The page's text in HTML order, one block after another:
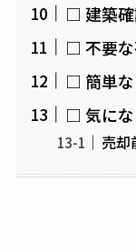
□ 建築
□ 不要
□ 簡単
□ 気に
売却